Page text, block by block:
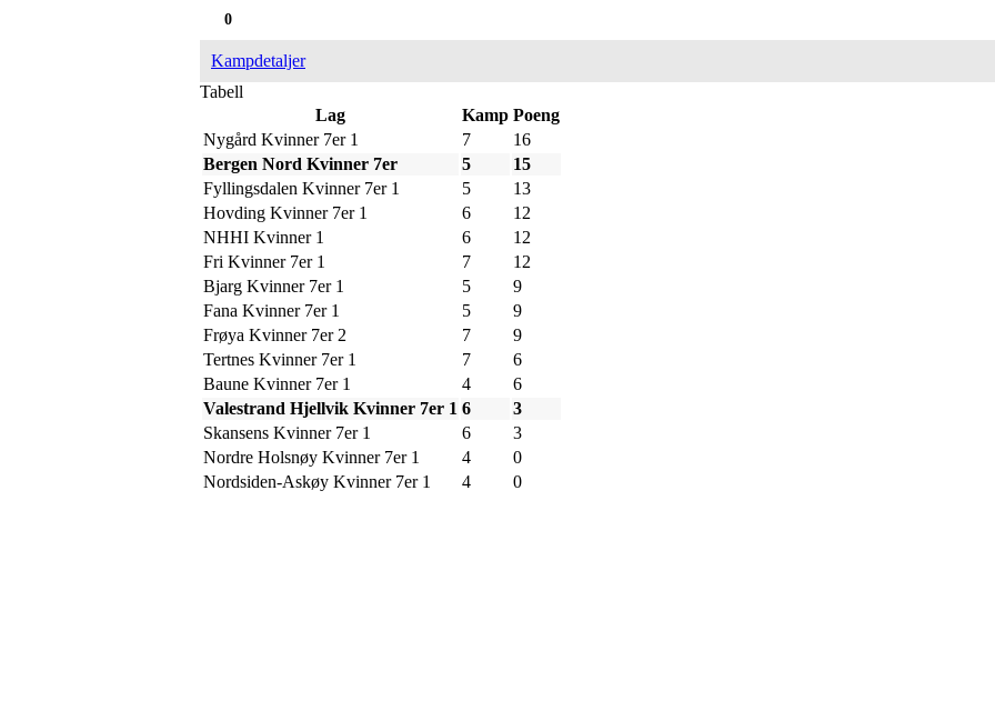
0
Kampdetaljer
Tabell
Lag
Kamp Poeng
Nygård Kvinner 7er 1
7
16
Bergen Nord Kvinner 7er
5
15
Fyllingsdalen Kvinner 7er 1
5
13
Hovding Kvinner 7er 1
6
12
NHHI Kvinner 1
6
12
Fri Kvinner 7er 1
7
12
Bjarg Kvinner 7er 1
5
9
Fana Kvinner 7er 1
5
9
Frøya Kvinner 7er 2
7
9
Tertnes Kvinner 7er 1
7
6
Baune Kvinner 7er 1
4
6
Valestrand Hjellvik Kvinner 7er 1 6
3
Skansens Kvinner 7er 1
6
3
Nordre Holsnøy Kvinner 7er 1
4
0
Nordsiden-Askøy Kvinner 7er 1
4 0